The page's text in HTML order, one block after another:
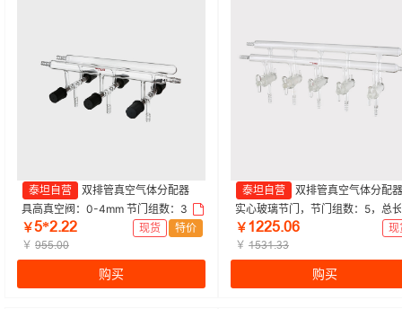
泰坦自营
双排管真空气体分配器
具高真空阀：0-4mm 节门组数：3 总
长度：350mm 特优级|350mm|Tita
n/泰坦 | 1个
￥œ*ſŤſſ 特价
现货
￥ ůœœŤřř
购买
泰坦自营
双排管真空气体分配器
实心玻璃节门，节门组数：5，总
450mm，4小咀 特优级|450mm
左右后左右|Titan/泰坦 | 1个
￥ ǝſſœŤřƧ
现
￥ ǝœŁǝŤŁŁ
购买